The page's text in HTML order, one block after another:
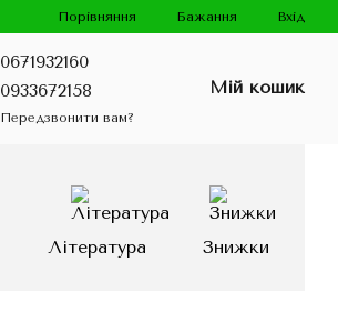
Порівняння Бажання Вхід
0671932160
0933672158
Передзвонити вам?
Мій кошик
Література Знижки